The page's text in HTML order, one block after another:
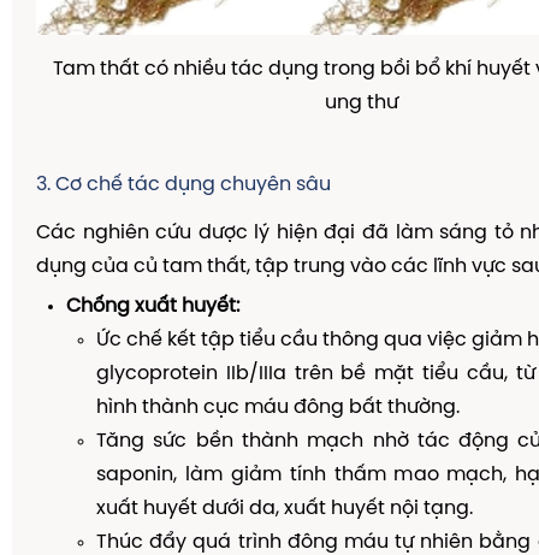
Tam thất có nhiều tác dụng trong bồi bổ khí huyết
ung thư
3. Cơ chế tác dụng chuyên sâu
Các nghiên cứu dược lý hiện đại đã làm sáng tỏ
dụng của củ tam thất, tập trung vào các lĩnh vực
Chống xuất huyết:
Ức chế kết tập tiểu cầu thông qua việc giảm
glycoprotein IIb/IIIa trên bề mặt tiểu cầu,
hình thành cục máu đông bất thường.
Tăng sức bền thành mạch nhờ tác động
saponin, làm giảm tính thấm mao mạch,
xuất huyết dưới da, xuất huyết nội tạng.
Thúc đẩy quá trình đông máu tự nhiên bằng